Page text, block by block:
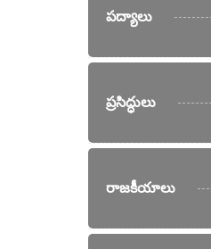
పద్యాలు
ప్రసిద్ధులు
రాజకీయాలు